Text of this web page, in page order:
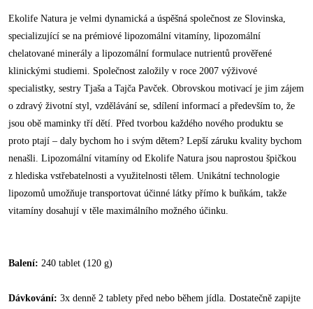
Ekolife Natura je velmi dynamická a úspěšná společnost ze Slovinska,
specializující se na prémiové lipozomální vitamíny, lipozomální
chelatované minerály a lipozomální formulace nutrientů prověřené
klinickými studiemi. Společnost založily v roce 2007 výživové
specialistky, sestry Tjaša a Tajča Pavček. Obrovskou motivací je jim zájem
o zdravý životní styl, vzdělávání se, sdílení informací a především to, že
jsou obě maminky tří dětí. Před tvorbou každého nového produktu se
proto ptají – daly bychom ho i svým dětem? Lepší záruku kvality bychom
nenašli. Lipozomální vitamíny od Ekolife Natura jsou naprostou špičkou
z hlediska vstřebatelnosti a využitelnosti tělem. Unikátní technologie
lipozomů umožňuje transportovat účinné látky přímo k buňkám, takže
vitamíny dosahují v těle maximálního možného účinku.
Balení: 240 tablet (120 g)
Dávkování: 3x denně 2 tablety před nebo během jídla. Dostatečně zapijte